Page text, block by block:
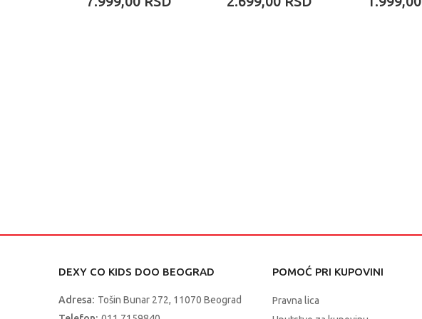
DEXY CO KIDS DOO BEOGRAD
Adresa: Tošin Bunar 272, 11070 Beograd
POMOĆ PRI KUPOVINI
Pravna lica